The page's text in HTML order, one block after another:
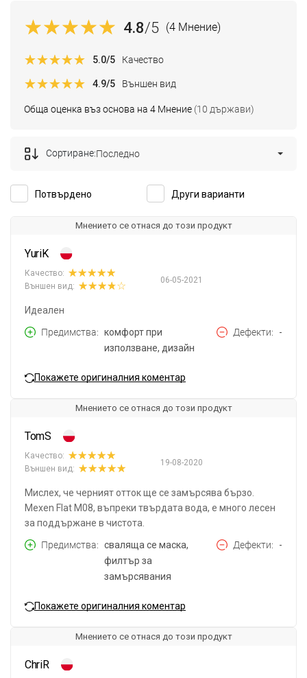
4.8/5 (4 Мнение)
Обща оценка въз основа на 4 Мнение (10 държави)
5.0/5 Качество
4.9/5 Външен вид
Потвърдено Други варианти
Сортиране:Последно
Мнението се отнася до този продукт
YuriK
06-05-2021
Качество:
Външен вид:
Идеален
Предимства
комфорт при
използване, дизайн
Дефекти -
Покажете оригиналния коментар
Мнението се отнася до този продукт
TomS
19-08-2020
Качество:
Външен вид:
Мислех, че черният отток ще се замърсява бързо.
Mexen Flat M08, въпреки твърдата вода, е много лесен
за поддържане в чистота.
Предимства
сваляща се маска,
филтър за
замърсявания
Дефекти -
Покажете оригиналния коментар
Мнението се отнася до този продукт
ChriR